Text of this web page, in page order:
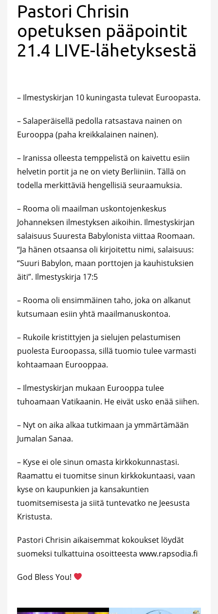
Pastori Chrisin
opetuksen pääpointit
21.4 LIVE-lähetyksestä
– Ilmestyskirjan 10 kuningasta tulevat Euroopasta.
– Salaperäisellä pedolla ratsastava nainen on
Eurooppa (paha kreikkalainen nainen).
– Iranissa olleesta temppelistä on kaivettu esiin
helvetin portit ja ne on viety Berliiniin. Tällä on
todella merkittäviä hengellisiä seuraamuksia.
– Rooma oli maailman uskontojenkeskus
Johanneksen ilmestyksen aikoihin. Ilmestyskirjan
salaisuus Suuresta Babylonista viittaa Roomaan.
“Ja hänen otsaansa oli kirjoitettu nimi, salaisuus:
“Suuri Babylon, maan porttojen ja kauhistuksien
äiti”. Ilmestyskirja 17:5
– Rooma oli ensimmäinen taho, joka on alkanut
kutsumaan esiin yhtä maailmanuskontoa.
– Rukoile kristittyjen ja sielujen pelastumisen
puolesta Euroopassa, sillä tuomio tulee varmasti
kohtaamaan Eurooppaa.
– Ilmestyskirjan mukaan Eurooppa tulee
tuhoamaan Vatikaanin. He eivät usko enää siihen.
– Nyt on aika alkaa tutkimaan ja ymmärtämään
Jumalan Sanaa.
– Kyse ei ole sinun omasta kirkkokunnastasi.
Raamattu ei tuomitse sinun kirkkokuntaasi, vaan
kyse on kaupunkien ja kansakuntien
tuomitsemisesta ja siitä tuntevatko ne Jeesusta
Kristusta.
Pastori Chrisin aikaisemmat kokoukset löydät
suomeksi tulkattuina osoitteesta www.rapsodia.fi
God Bless You!